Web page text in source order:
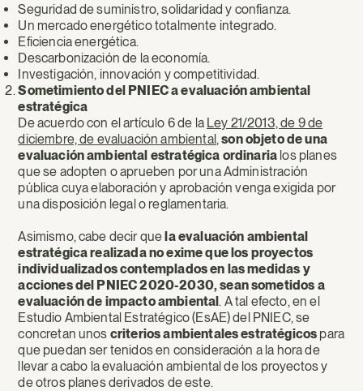
Seguridad de suministro, solidaridad y confianza.
Un mercado energético totalmente integrado.
Eficiencia energética.
Descarbonización de la economía.
Investigación, innovación y competitividad.
Sometimiento del PNIEC a evaluación ambiental
estratégica
De acuerdo con el artículo 6 de la Ley 21/2013, de 9 de
diciembre, de evaluación ambiental,son objeto de una
evaluación ambiental estratégica ordinaria los planes
que se adopten o aprueben por una Administración
pública cuya elaboración y aprobación venga exigida por
una disposición legal o reglamentaria.
Asimismo, cabe decir quela evaluación ambiental
estratégica realizada no exime quelos proyectos
individualizados contemplados en las medidas y
acciones del PNIEC 2020-2030, sean sometidos a
evaluación de impacto ambiental. A tal efecto, en el
Estudio Ambiental Estratégico (EsAE) del PNIEC, se
concretan unos criterios ambientales estratégicos para
que puedan ser tenidos en consideración a la hora de
llevar a cabo la evaluación ambiental de los proyectos y
de otros planes derivados de este.